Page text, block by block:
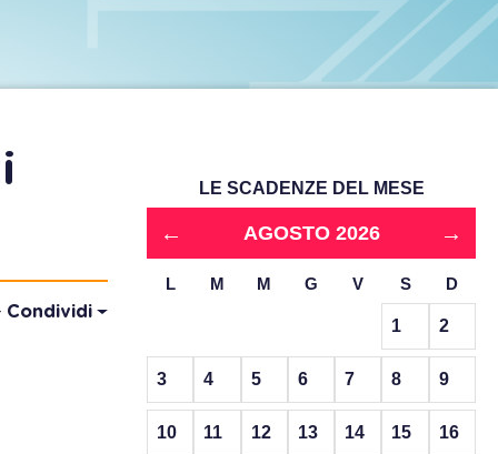
Condividi
LE SCADENZE DEL MESE
← AGOSTO 2026 →
L M M G V S D
1 2
3 4 5 6 7 8 9
10 11 12 13 14 15 16